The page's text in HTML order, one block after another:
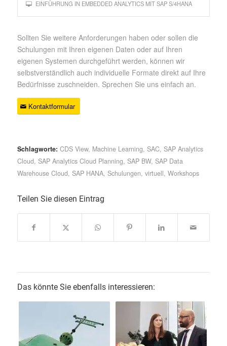
EINFÜHRUNG IN EMBEDDED ANALYTICS MIT SAP S/4HANA
Sollten Sie weitere Anforderungen haben oder sollen die
Schulungen mit Ihren eigenen Daten oder auf Ihren
eigenen Systemen durchgeführt werden, können wir
selbstverständlich auch individuelle Formate direkt auf Ihre
Bedürfnisse zuschneiden. Sprechen Sie uns einfach an.
Kontaktformular
Schlagworte: CDS View, Machine Learning, SAC, SAP Analytics
Cloud, SAP Analytics Cloud Planning, SAP BW, SAP Data
Warehouse Cloud, SAP HANA, Schulungen, virtuell, Workshops
Teilen Sie diesen Eintrag
Das könnte Sie ebenfalls interessieren: